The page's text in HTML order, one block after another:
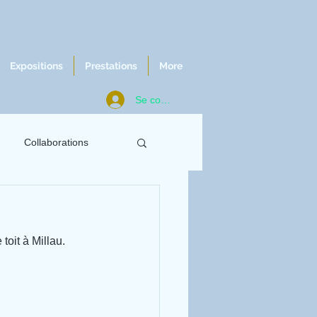
Expositions Prestations More
Se connecter
Collaborations
toit à Millau.